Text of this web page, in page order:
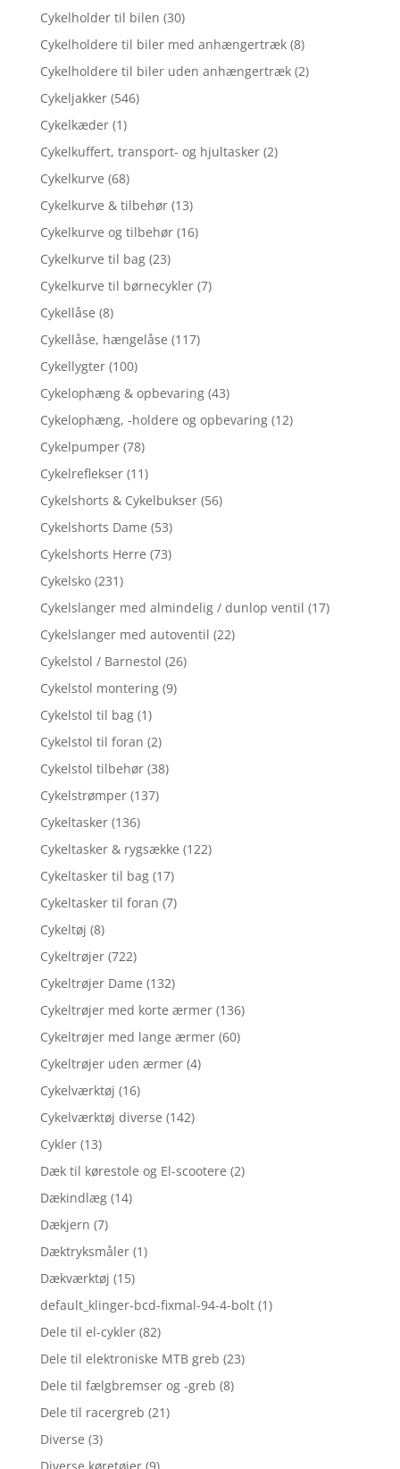
Cykelholder til bilen (30)
Cykelholdere til biler med anhængertræk (8)
Cykelholdere til biler uden anhængertræk (2)
Cykeljakker (546)
Cykelkæder (1)
Cykelkuffert, transport- og hjultasker (2)
Cykelkurve (68)
Cykelkurve & tilbehør (13)
Cykelkurve og tilbehør (16)
Cykelkurve til bag (23)
Cykelkurve til børnecykler (7)
Cykellåse (8)
Cykellåse, hængelåse (117)
Cykellygter (100)
Cykelophæng & opbevaring (43)
Cykelophæng, -holdere og opbevaring (12)
Cykelpumper (78)
Cykelreflekser (11)
Cykelshorts & Cykelbukser (56)
Cykelshorts Dame (53)
Cykelshorts Herre (73)
Cykelsko (231)
Cykelslanger med almindelig / dunlop ventil (17)
Cykelslanger med autoventil (22)
Cykelstol / Barnestol (26)
Cykelstol montering (9)
Cykelstol til bag (1)
Cykelstol til foran (2)
Cykelstol tilbehør (38)
Cykelstrømper (137)
Cykeltasker (136)
Cykeltasker & rygsække (122)
Cykeltasker til bag (17)
Cykeltasker til foran (7)
Cykeltøj (8)
Cykeltrøjer (722)
Cykeltrøjer Dame (132)
Cykeltrøjer med korte ærmer (136)
Cykeltrøjer med lange ærmer (60)
Cykeltrøjer uden ærmer (4)
Cykelværktøj (16)
Cykelværktøj diverse (142)
Cykler (13)
Dæk til kørestole og El-scootere (2)
Dækindlæg (14)
Dækjern (7)
Dæktryksmåler (1)
Dækværktøj (15)
default_klinger-bcd-fixmal-94-4-bolt (1)
Dele til el-cykler (82)
Dele til elektroniske MTB greb (23)
Dele til fælgbremser og -greb (8)
Dele til racergreb (21)
Diverse (3)